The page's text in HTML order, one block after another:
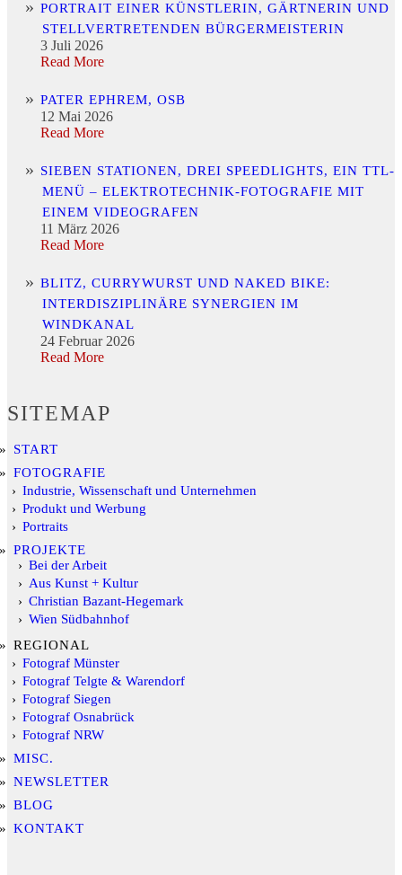
PORTRAIT EINER KÜNSTLERIN, GÄRTNERIN UND
STELLVERTRETENDEN BÜRGERMEISTERIN
3 Juli 2026
Read More
PATER EPHREM, OSB
12 Mai 2026
Read More
SIEBEN STATIONEN, DREI SPEEDLIGHTS, EIN TTL-
MENÜ – ELEKTROTECHNIK-FOTOGRAFIE MIT
EINEM VIDEOGRAFEN
11 März 2026
Read More
BLITZ, CURRYWURST UND NAKED BIKE:
INTERDISZIPLINÄRE SYNERGIEN IM
WINDKANAL
24 Februar 2026
Read More
SITEMAP
START
FOTOGRAFIE
Industrie, Wissenschaft und Unternehmen
Produkt und Werbung
Portraits
PROJEKTE
Bei der Arbeit
Aus Kunst + Kultur
Christian Bazant-Hegemark
Wien Südbahnhof
REGIONAL
Fotograf Münster
Fotograf Telgte & Warendorf
Fotograf Siegen
Fotograf Osnabrück
Fotograf NRW
MISC.
NEWSLETTER
BLOG
KONTAKT